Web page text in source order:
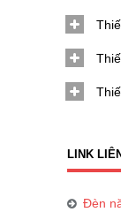
LINK
Đèn